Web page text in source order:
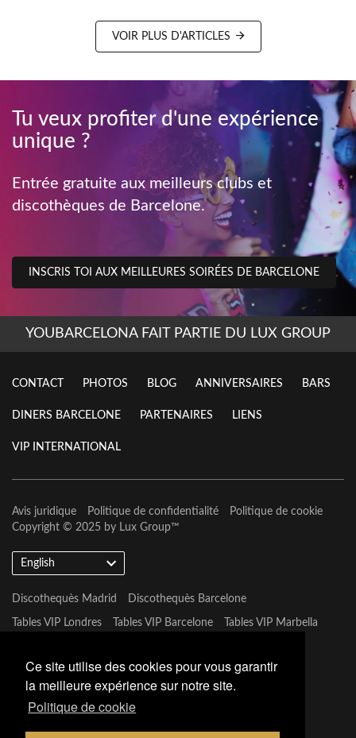
Ce site utilise des cookies pour vous garantir
la meilleure expérience sur notre site.
Politique de cookie
VOIR PLUS D'ARTICLES
Tu veux profiter d'une expérience
unique ?
Entrée gratuite aux meilleurs clubs et
discothèques de Barcelone.
INSCRIS TOI AUX MEILLEURES SOIRÉES DE BARCELONE
YOUBARCELONA FAIT PARTIE DU LUX GROUP
CONTACT PHOTOS BLOG ANNIVERSAIRES BARS
DINERS BARCELONE PARTENAIRES LIENS
VIP INTERNATIONAL
Avis juridique Politique de confidentialité
Politique de cookie
Copyright © 2025 by Lux Group™
English
Discothequès Madrid Discothequès Barcelone
Tables VIP Londres Tables VIP Barcelone Tables VIP Marbella